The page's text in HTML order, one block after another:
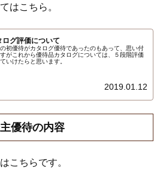
はこちら。
ログ評価について
初優待がカタログ優待であったのもあって、思い付
がこれから優待品カタログについては、５段階評価
いけたらと思います。
2019.01.12
優待の内容
こちらです。